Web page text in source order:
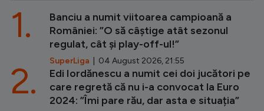
Banciu a numit viitoarea campioană a
României: ”O să câștige atât sezonul
regulat, cât și play-off-ul!”
SuperLiga | 04 August 2026, 21:55
1.
Edi Iordănescu a numit cei doi jucători pe
care regretă că nu i-a convocat la Euro
2024: ”Îmi pare rău, dar asta e situația”
2.